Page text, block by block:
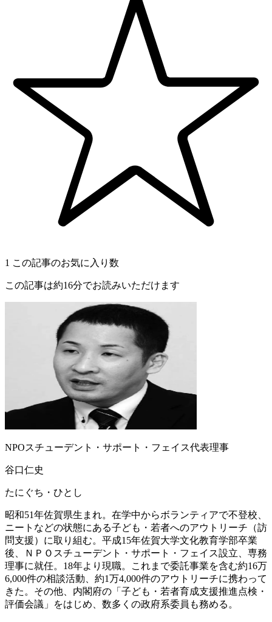
1 この記事のお気に入り数
この記事は約16分でお読みいただけます
NPOスチューデント・サポート・フェイス代表理事
谷口仁史
たにぐち・ひとし
昭和51年佐賀県生まれ。在学中からボランティアで不登校、
ニートなどの状態にある子ども・若者へのアウトリーチ（訪
問支援）に取り組む。平成15年佐賀大学文化教育学部卒業
後、ＮＰＯスチューデント・サポート・フェイス設立、専務
理事に就任。18年より現職。これまで委託事業を含む約16万
6,000件の相談活動、約1万4,000件のアウトリーチに携わって
きた。その他、内閣府の「子ども・若者育成支援推進点検・
評価会議」をはじめ、数多くの政府系委員も務める。